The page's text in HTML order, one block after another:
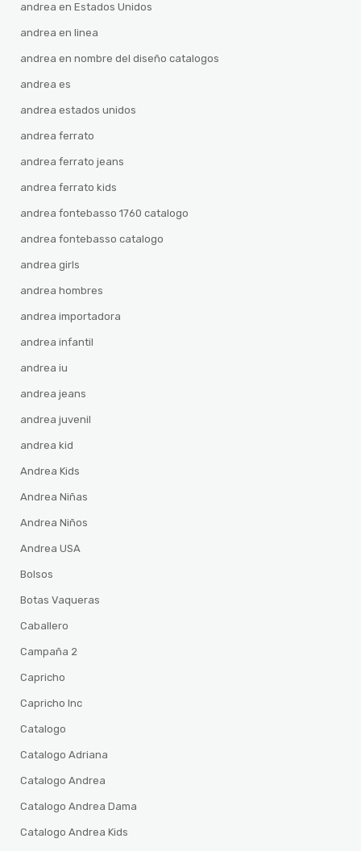
andrea en Estados Unidos
andrea en linea
andrea en nombre del diseño catalogos
andrea es
andrea estados unidos
andrea ferrato
andrea ferrato jeans
andrea ferrato kids
andrea fontebasso 1760 catalogo
andrea fontebasso catalogo
andrea girls
andrea hombres
andrea importadora
andrea infantil
andrea iu
andrea jeans
andrea juvenil
andrea kid
Andrea Kids
Andrea Niñas
Andrea Niños
Andrea USA
Bolsos
Botas Vaqueras
Caballero
Campaña 2
Capricho
Capricho Inc
Catalogo
Catalogo Adriana
Catalogo Andrea
Catalogo Andrea Dama
Catalogo Andrea Kids